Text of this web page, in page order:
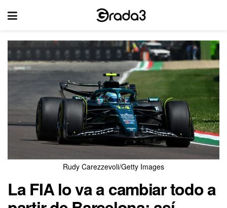
Rudy Carezzevoli/Getty Images
La FIA lo va a cambiar todo a